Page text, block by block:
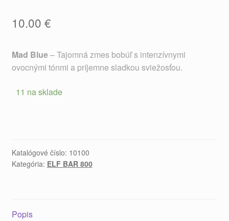
10.00 €
Mad Blue– Tajomná zmes bobúľ s intenzívnymi
ovocnými tónmi a príjemne sladkou sviežosťou.
11 na sklade
Katalógové číslo: 10100
Kategória: ELF BAR 800
Popis